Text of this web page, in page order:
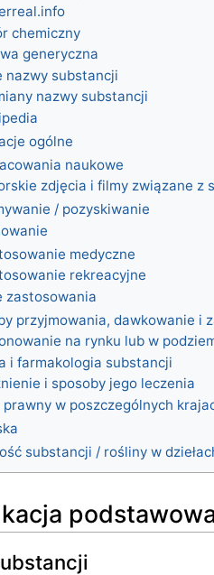
chemiczny
generyczna
nazwy substancji
nazwy substancji
ogólne
naukowe
zdjęcia i filmy związane z
/ pozyskiwanie
medyczne
rekreacyjne
zastosowania
przyjmowania, dawkowanie i
na rynku lub w
i farmakologia substancji
i sposoby jego leczenia
w poszczególnych
substancji / rośliny w